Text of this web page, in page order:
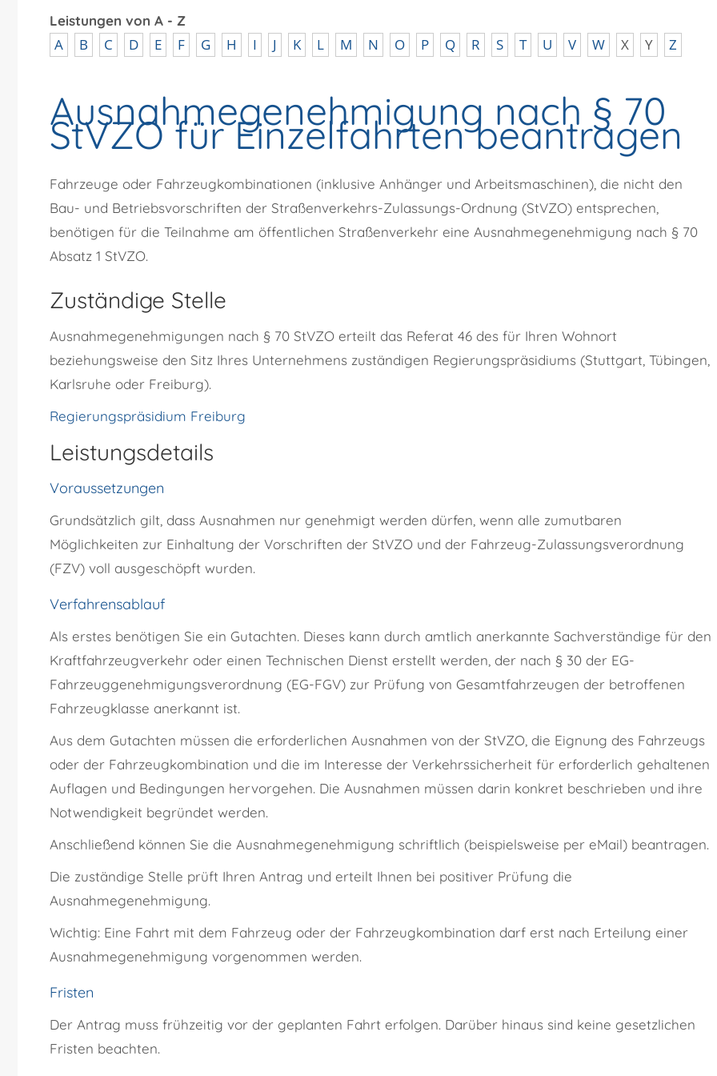
Leistungen von A - Z
A B C D E F G H I J K L M N O P Q R S T U V W X Y Z
Ausnahmegenehmigung nach § 70
StVZO für Einzelfahrten beantragen
Fahrzeuge oder Fahrzeugkombinationen (inklusive Anhänger und Arbeitsmaschinen), die nicht den
Bau- und Betriebsvorschriften der Straßenverkehrs-Zulassungs-Ordnung (StVZO) entsprechen,
benötigen für die Teilnahme am öffentlichen Straßenverkehr eine Ausnahmegenehmigung nach § 70
Absatz 1 StVZO.
Zuständige Stelle
Ausnahmegenehmigungen nach § 70 StVZO erteilt das Referat 46 des für Ihren Wohnort
beziehungsweise den Sitz Ihres Unternehmens zuständigen Regierungspräsidiums (Stuttgart, Tübingen,
Karlsruhe oder Freiburg).
Regierungspräsidium Freiburg
Leistungsdetails
Voraussetzungen
Grundsätzlich gilt, dass Ausnahmen nur genehmigt werden dürfen, wenn alle zumutbaren
Möglichkeiten zur Einhaltung der Vorschriften der StVZO und der Fahrzeug-Zulassungsverordnung
(FZV) voll ausgeschöpft wurden.
Verfahrensablauf
Als erstes benötigen Sie ein Gutachten. Dieses kann durch amtlich anerkannte Sachverständige für den
Kraftfahrzeugverkehr oder einen Technischen Dienst erstellt werden, der nach § 30 der EG-
Fahrzeuggenehmigungsverordnung (EG-FGV) zur Prüfung von Gesamtfahrzeugen der betroffenen
Fahrzeugklasse anerkannt ist.
Aus dem Gutachten müssen die erforderlichen Ausnahmen von der StVZO, die Eignung des Fahrzeugs
oder der Fahrzeugkombination und die im Interesse der Verkehrssicherheit für erforderlich gehaltenen
Auflagen und Bedingungen hervorgehen. Die Ausnahmen müssen darin konkret beschrieben und ihre
Notwendigkeit begründet werden.
Anschließend können Sie die Ausnahmegenehmigung schriftlich (beispielsweise per eMail) beantragen.
Die zuständige Stelle prüft Ihren Antrag und erteilt Ihnen bei positiver Prüfung die
Ausnahmegenehmigung.
Wichtig: Eine Fahrt mit dem Fahrzeug oder der Fahrzeugkombination darf erst nach Erteilung einer
Ausnahmegenehmigung vorgenommen werden.
Fristen
Der Antrag muss frühzeitig vor der geplanten Fahrt erfolgen. Darüber hinaus sind keine gesetzlichen
Fristen beachten.